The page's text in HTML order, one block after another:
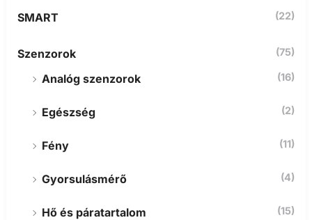
SMART (22)
Szenzorok (75)
Analóg szenzorok (16)
Egészség (2)
Fény (11)
Gyorsulásmérő (4)
Hő és páratartalom (15)